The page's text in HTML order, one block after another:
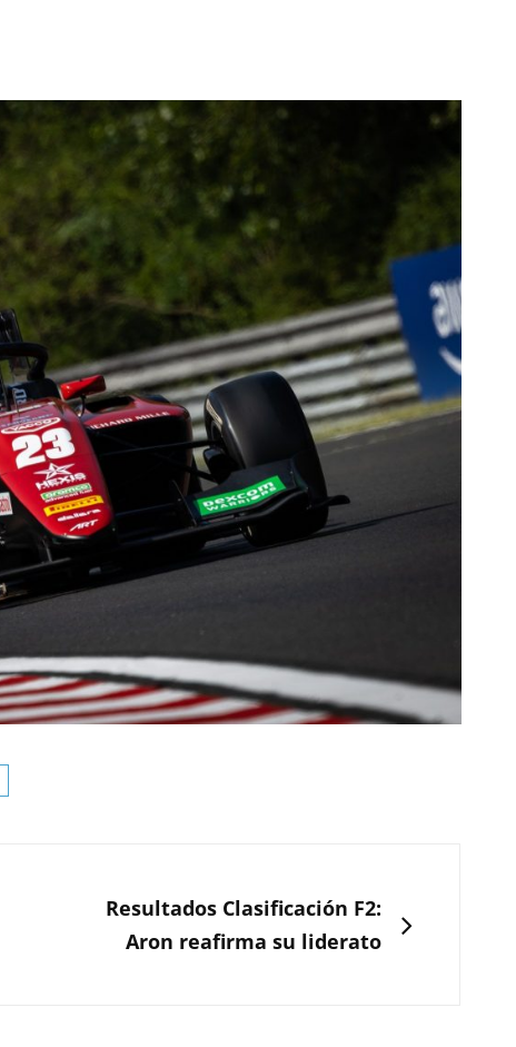
SIGUIENTE
Resultados Clasificación F2:
Aron reafirma su liderato